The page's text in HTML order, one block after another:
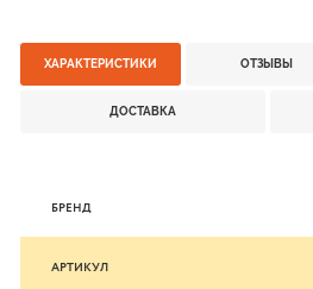
ХАРАКТЕРИСТИКИ ОТЗЫВЫ
ДОСТАВКА
БРЕНД
АРТИКУЛ